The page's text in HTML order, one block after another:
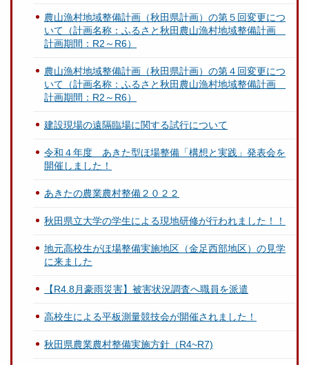
農山漁村地域整備計画（秋田県計画）の第５回変更につ
いて（計画名称：ふるさと秋田農山漁村地域整備計画
計画期間：R2～R6）
農山漁村地域整備計画（秋田県計画）の第４回変更につ
いて（計画名称：ふるさと秋田農山漁村地域整備計画
計画期間：R2～R6）
建設現場の遠隔臨場に関する試行について
令和４年度 あきた型ほ場整備「構想と実践」発表会を
開催しました！
あきたの農業農村整備２０２２
秋田県立大学の学生による現地研修が行われました！！
地元高校生がほ場整備実施地区（金足西部地区）の見学
に来ました
【R4.8月豪雨災害】被害状況調査へ職員を派遣
高校生による平板測量競技会が開催されました！
秋田県農業農村整備実施方針（R4~R7)